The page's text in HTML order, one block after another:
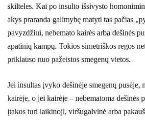
skilteles. Kai po insulto išsivysto
akys praranda galimybę matyti tas pačias
pavyzdžiui, nebemato kairės arba dešinės
apatinių kampų. Tokios simetriškos regos
priklauso nuo pažeistos smegenų vietos.
Jei insultas įvyko dešinėje smegenų pusėje,
kairėje, o jei kairėje – nebematoma dešinės
įtakos turi laikinoji, viršugalvinė arba